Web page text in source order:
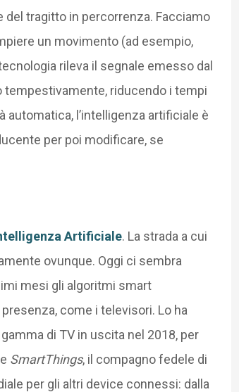
del tragitto in percorrenza. Facciamo
un movimento (ad esempio,
rileva il segnale emesso dal
riducendo i tempi
automatica, l’intelligenza artificiale è
per poi modificare, se
Artificiale. La strada a cui
ovunque. Oggi ci sembra
mesi gli algoritmi smart
come i televisori. Lo ha
di TV in uscita nel 2018, per
SmartThings, il compagno fedele di
per gli altri device connessi: dalla